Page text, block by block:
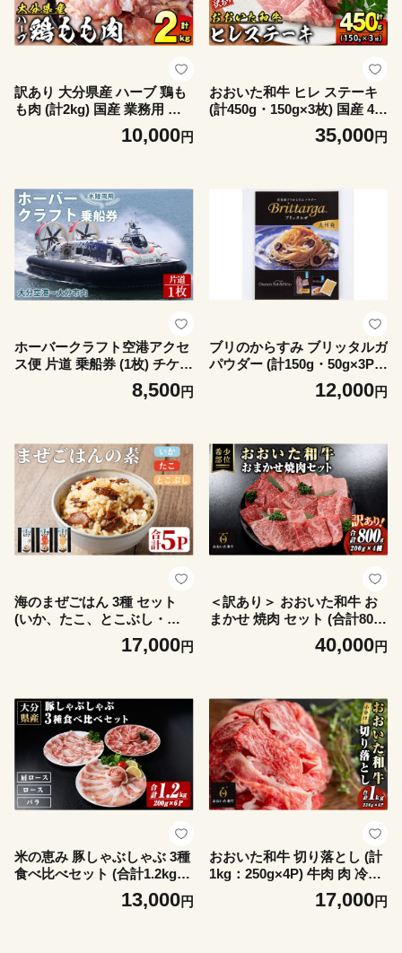
訳あり 大分県産 ハーブ 鶏も
も肉 (計2kg) 国産 業務用 九
州産 鶏肉 冷蔵 肉 お肉 にく
鶏 もも肉 モモ肉 とり肉 鳥肉
り天 おかず お弁当 大分県
【opcg002】【吉野】
10,000円
おおいた和牛 ヒレ ステーキ
(計450g・150g×3枚) 国産 4等
級 冷蔵 和牛 牛肉 肉 お肉 に
く ブランド牛 九州産 精肉 赤
35,000円
ホーバークラフト空港アクセ
ス便 片道 乗船券 (1枚) チケッ
ト 券 体験 水陸両用 観光 旅
行 旅 トラベル 【opce001】
8,500円
ブリのからすみ ブリッタルガ
パウダー (計150g・50g×3P)
からすみ ボッタルガ 小分け
鰤 真子 魚卵 魚介 パスタ 粉
ドファーム】
12,000円
海のまぜごはん 3種 セット
(いか、たこ、とこぶし・各2
合用：合計5P) まぜごはんの
素 混ぜご飯 イカ タコ トコブ
17,000円
＜訳あり＞ おおいた和牛 お
まかせ 焼肉 セット (合計800
g：200g×4種) 焼き肉 牛肉 肉
冷凍 国産 和牛 個包装 小分け
分県畜産公社】
40,000円
米の恵み 豚しゃぶしゃぶ 3種
食べ比べセット (合計1.2kg：
200g×6P) 豚肉 肉 冷凍 国産
個包装 小分け ブランド豚 し
13,000円
おおいた和牛 切り落とし (計
1kg：250g×4P) 牛肉 肉 冷凍
国産 和牛 個包装 小分け ブラ
ンド牛 切落とし 【optk002】
17,000円